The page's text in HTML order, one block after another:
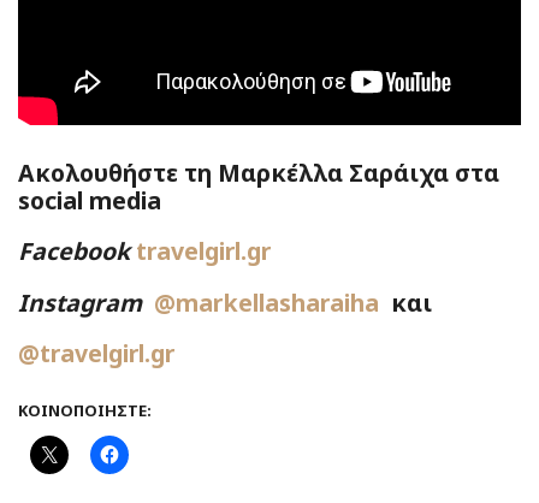
Ακολουθήστε τη Μαρκέλλα Σαράιχα στα
social media
Facebook travelgirl.gr
Instagram @markellasharaiha και
@travelgirl.gr
ΚΟΙΝΟΠΟΙΉΣΤΕ: